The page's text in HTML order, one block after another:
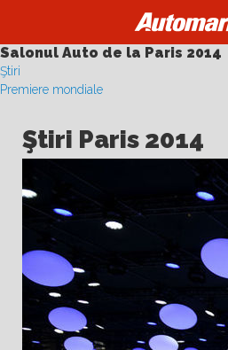
Salonul Auto de la Paris 2014
Ştiri
Premiere mondiale
Ştiri Paris 2014